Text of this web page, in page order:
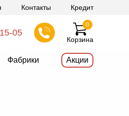
Контакты Кредит
05
Корзина
0
Фабрики Акции